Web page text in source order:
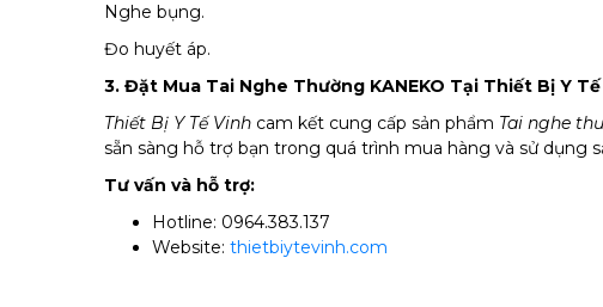
Nghe bụng.
Đo huyết áp.
3. Đặt Mua Tai Nghe Thường KANEKO Tại Thiết Bị Y
Thiết Bị Y Tế Vinh cam kết cung cấp sản phẩm Tai nghe
sẵn sàng hỗ trợ bạn trong quá trình mua hàng và sử dụng
Tư vấn và hỗ trợ:
Hotline: 0964.383.137
Website: thietbiytevinh.com